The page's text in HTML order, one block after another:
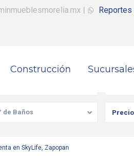
| Reportes
Construcción
de Baños
en SkyLife, Zapopan